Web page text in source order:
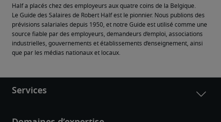
Half a placés chez des employeurs aux quatre coins de la Belgique.
Le Guide des Salaires de Robert Half est le pionnier. Nous publions des
prévisions salariales depuis 1950, et notre Guide est utilisé comme une
source fiable par des employeurs, demandeurs d’emploi, associations
industrielles, gouvernements et établissements d’enseignement, ainsi
que par les médias nationaux et locaux.